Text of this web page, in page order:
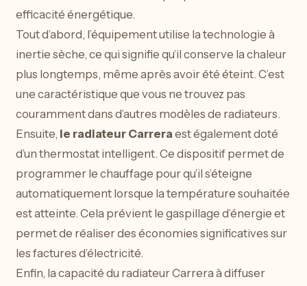
efficacité énergétique.
Tout d’abord, l’équipement utilise la technologie à
inertie sèche, ce qui signifie qu’il conserve la chaleur
plus longtemps, même après avoir été éteint. C’est
une caractéristique que vous ne trouvez pas
couramment dans d’autres modèles de radiateurs.
Ensuite, le radiateur Carreraest également doté
d’un thermostat intelligent. Ce dispositif permet de
programmer le chauffage pour qu’il s’éteigne
automatiquement lorsque la température souhaitée
est atteinte. Cela prévient le gaspillage d’énergie et
permet de réaliser des économies significatives sur
les factures d’électricité.
Enfin, la capacité du radiateur Carrera à diffuser